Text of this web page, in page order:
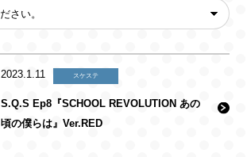
2023.1.11 スケステ
S.Q.S Ep8『SCHOOL REVOLUTION あの
頃の僕らは』Ver.RED